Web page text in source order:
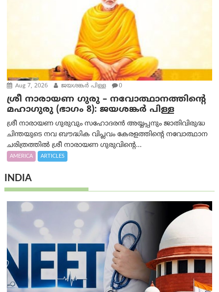
Aug 7, 2026 ജയശങ്കര്‍ പിള്ള 0
ശ്രീ നാരായണ ഗുരു – നവോത്ഥാനത്തിന്റെ
മഹാഗുരു (ഭാഗം 8): ജയശങ്കര്‍ പിള്ള
ശ്രീ നാരായണ ഗുരുവും സഹോദരൻ അയ്യപ്പനും ജാതിവിരുദ്ധ
ചിന്തയുടെ നവ ബൗദ്ധിക വിപ്ലവം കേരളത്തിന്റെ നവോത്ഥാന
ചരിത്രത്തിൽ ശ്രീ നാരായണ ഗുരുവിന്റെ...
AMERICA ARTICLES
INDIA